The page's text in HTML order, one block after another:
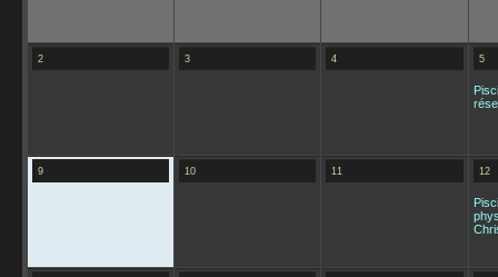
2 3 4 5
9 10 11 12